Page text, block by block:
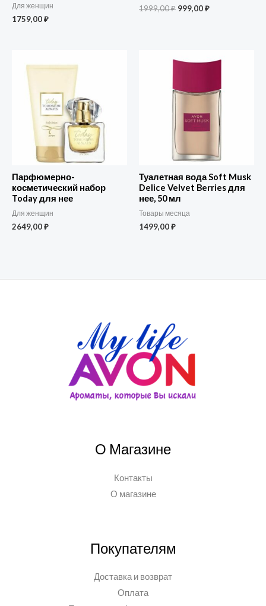
Для женщин
1759,00₽
1999,00₽ 999,00₽
Парфюмерно-
косметический набор
Today для нее
Для женщин
2649,00₽
Туалетная вода Soft Musk
Delice Velvet Berries для
нее, 50 мл
Товары месяца
1499,00₽
О Магазине
Контакты
О магазине
Покупателям
Доставка и возврат
Оплата